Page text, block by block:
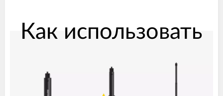
Как использовать